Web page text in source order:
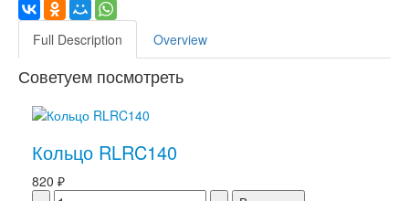
Full Description Overview
Советуем посмотреть
Кольцо RLRC140
820 ₽